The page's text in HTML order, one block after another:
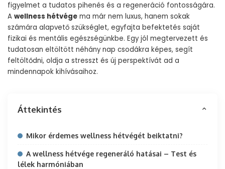
figyelmet a tudatos pihenés és a regeneráció fontosságára.
A wellness hétvége ma már nem luxus, hanem sokak
számára alapvető szükséglet, egyfajta befektetés saját
fizikai és mentális egészségünkbe. Egy jól megtervezett és
tudatosan eltöltött néhány nap csodákra képes, segít
feltöltődni, oldja a stresszt és új perspektívát ad a
mindennapok kihívásaihoz.
Áttekintés
Mikor érdemes wellness hétvégét beiktatni?
A wellness hétvége regeneráló hatásai – Test és
lélek harmóniában